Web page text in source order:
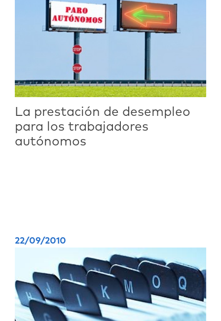
La prestación de desempleo
para los trabajadores
autónomos
22/09/2010